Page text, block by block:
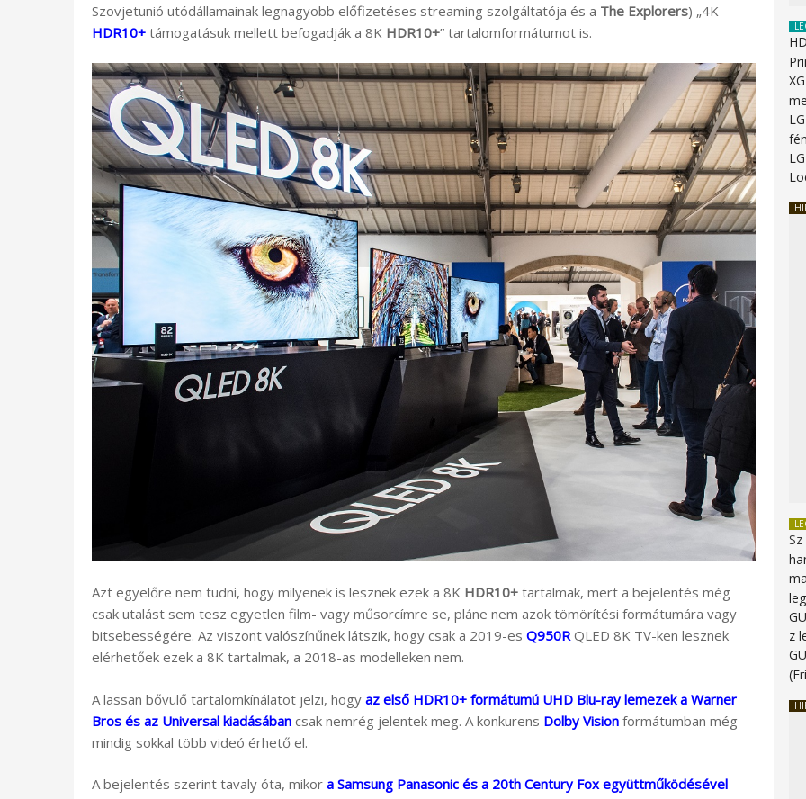
Szovjetunió utódállamainak legnagyobb előfizetéses streaming szolgáltatója és a The Explorers) „4K
HDR10+ támogatásuk mellett befogadják a 8K HDR10+” tartalomformátumot is.
Azt egyelőre nem tudni, hogy milyenek is lesznek ezek a 8K HDR10+ tartalmak, mert a bejelentés még
csak utalást sem tesz egyetlen film- vagy műsorcímre se, pláne nem azok tömörítési formátumára vagy
bitsebességére. Az viszont valószínűnek látszik, hogy csak a 2019-es Q950RQLED 8K TV-ken lesznek
elérhetőek ezek a 8K tartalmak, a 2018-as modelleken nem.
A lassan bővülő tartalomkínálatot jelzi, hogy az első HDR10+ formátumú UHD Blu-ray lemezek a Warner
Bros és az Universal kiadásában csak nemrég jelentek meg. A konkurens Dolby Vision formátumban még
mindig sokkal több videó érhető el.
A bejelentés szerint tavaly óta, mikor a Samsung Panasonic és a 20th Century Fox együttműködésével
z